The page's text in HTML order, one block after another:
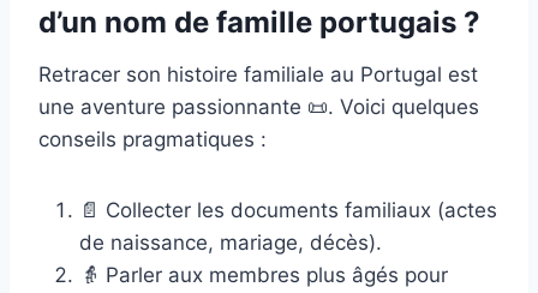
d’un nom de famille portugais ?
Retracer son histoire familiale au Portugal est
une aventure passionnante 📜. Voici quelques
conseils pragmatiques :
📄 Collecter les documents familiaux (actes
de naissance, mariage, décès).
👵 Parler aux membres plus âgés pour